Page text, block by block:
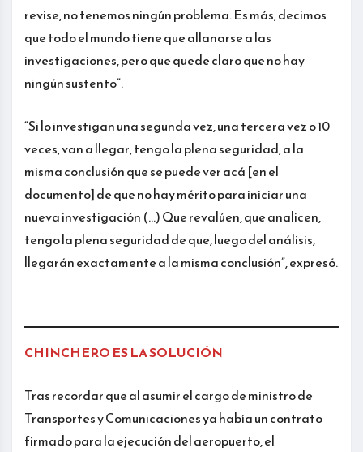
revise, no tenemos ningún problema. Es más, decimos
que todo el mundo tiene que allanarse a las
investigaciones, pero que quede claro que no hay
ningún sustento”.
“Si lo investigan una segunda vez, una tercera vez o 10
veces, van a llegar, tengo la plena seguridad, a la
misma conclusión que se puede ver acá [en el
documento] de que no hay mérito para iniciar una
nueva investigación (…) Que revalúen, que analicen,
tengo la plena seguridad de que, luego del análisis,
llegarán exactamente a la misma conclusión”, expresó.
CHINCHERO ES LA SOLUCIÓN
Tras recordar que al asumir el cargo de ministro de
Transportes y Comunicaciones ya había un contrato
firmado para la ejecución del aeropuerto, el